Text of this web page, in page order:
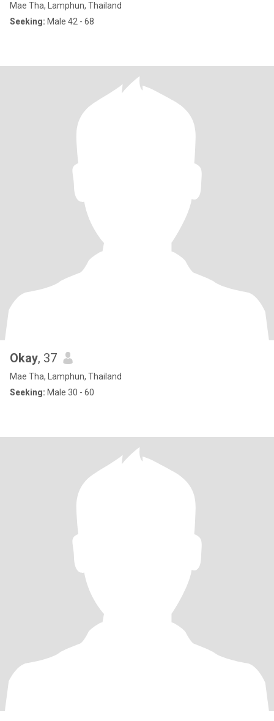
Mae Tha, Lamphun, Thailand
Seeking: Male 42 - 68
Okay, 37
Mae Tha, Lamphun, Thailand
Seeking: Male 30 - 60